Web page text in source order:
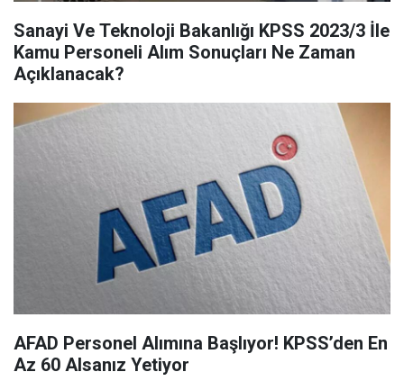
Sanayi Ve Teknoloji Bakanlığı KPSS 2023/3 İle
Kamu Personeli Alım Sonuçları Ne Zaman
Açıklanacak?
AFAD Personel Alımına Başlıyor! KPSS’den En
Az 60 Alsanız Yetiyor